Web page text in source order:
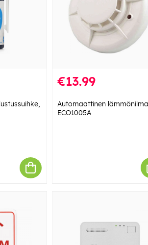
€13.99
Automaattinen
ECO1005A